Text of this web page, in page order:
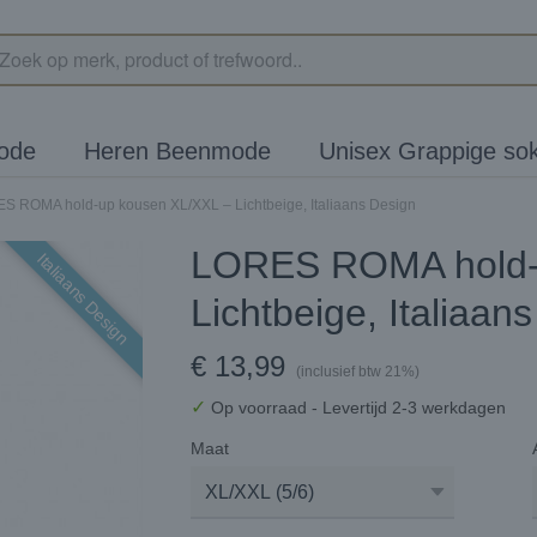
Heren Beenmode Unisex Grappige
ROMA hold-up kousen XL/XXL – Lichtbeige, Italiaans Design
Italiaans Design
LORES ROMA
Lichtbeige,
€ 13,99 (inclusief btw 21%)
✓ Op voorraad - Levertijd 2-3 werkdagen
Maat